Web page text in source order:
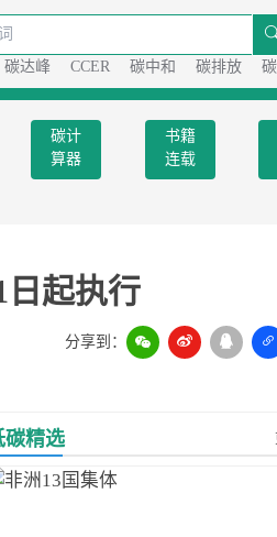
碳达峰 CCER 碳中和 碳排放
碳计
算器
书籍
连载
日起执行
分享到：
碳精选